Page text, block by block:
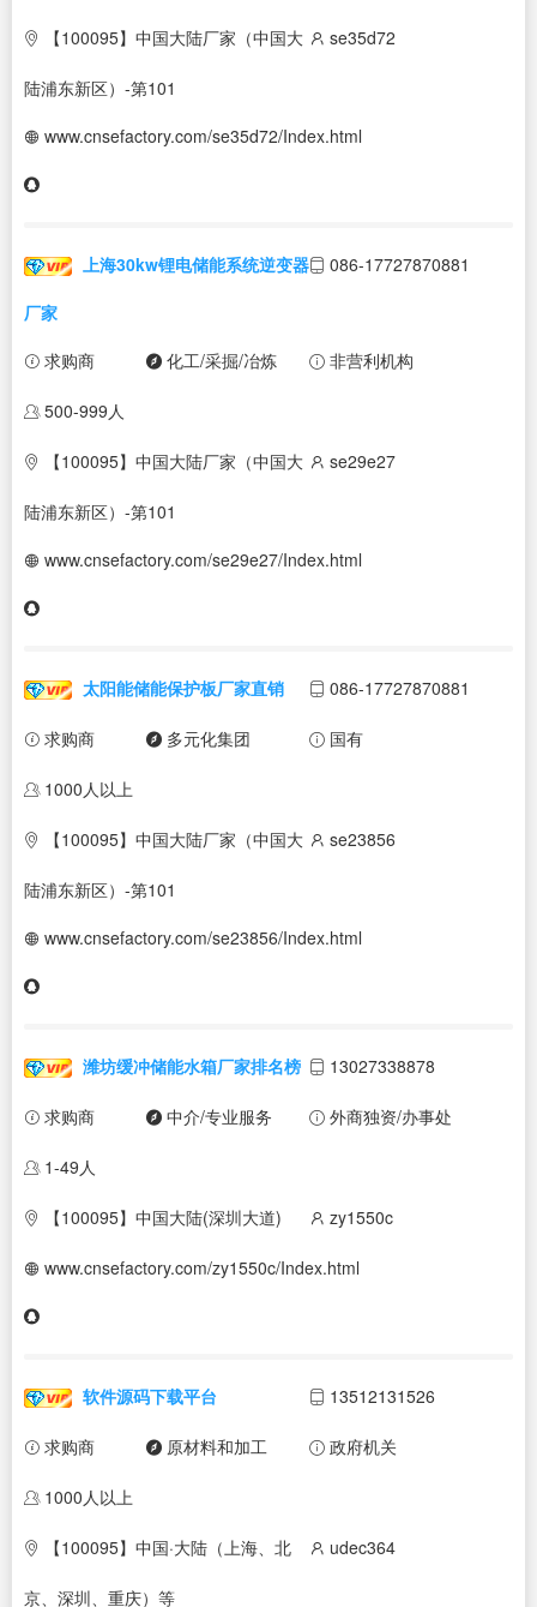
【100095】中国大陆厂家（中国大
陆浦东新区）-第101
se35d72
www.cnsefactory.com/se35d72/Index.html
上海30kw锂电储能系统逆变器
厂家
086-17727870881
求购商 化工/采掘/冶炼 非营利机构
500-999人
【100095】中国大陆厂家（中国大
陆浦东新区）-第101
se29e27
www.cnsefactory.com/se29e27/Index.html
太阳能储能保护板厂家直销 086-17727870881
求购商 多元化集团 国有
1000人以上
【100095】中国大陆厂家（中国大
陆浦东新区）-第101
se23856
www.cnsefactory.com/se23856/Index.html
潍坊缓冲储能水箱厂家排名榜 13027338878
求购商 中介/专业服务 外商独资/办事处
1-49人
【100095】中国大陆(深圳大道) zy1550c
www.cnsefactory.com/zy1550c/Index.html
软件源码下载平台 13512131526
求购商 原材料和加工 政府机关
1000人以上
【100095】中国·大陆（上海、北
京、深圳、重庆）等
udec364